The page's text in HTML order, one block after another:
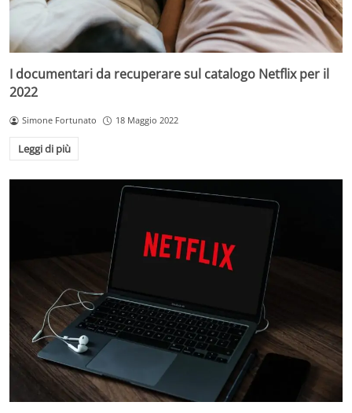
I documentari da recuperare sul catalogo Netflix per il
2022
Simone Fortunato 18 Maggio 2022
Leggi di più